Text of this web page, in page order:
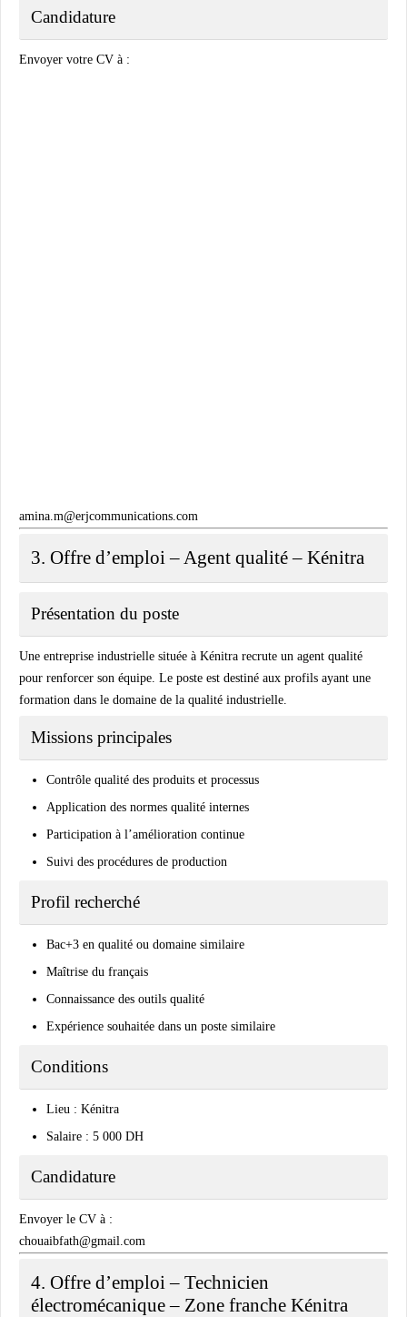
Candidature
Envoyer votre CV à :
amina.m@erjcommunications.com
3. Offre d’emploi – Agent qualité – Kénitra
Présentation du poste
Une entreprise industrielle située à Kénitra recrute un agent qualité
pour renforcer son équipe. Le poste est destiné aux profils ayant une
formation dans le domaine de la qualité industrielle.
Missions principales
Contrôle qualité des produits et processus
Application des normes qualité internes
Participation à l’amélioration continue
Suivi des procédures de production
Profil recherché
Bac+3 en qualité ou domaine similaire
Maîtrise du français
Connaissance des outils qualité
Expérience souhaitée dans un poste similaire
Conditions
Lieu : Kénitra
Salaire : 5 000 DH
Candidature
Envoyer le CV à :
chouaibfath@gmail.com
4. Offre d’emploi – Technicien
électromécanique – Zone franche Kénitra